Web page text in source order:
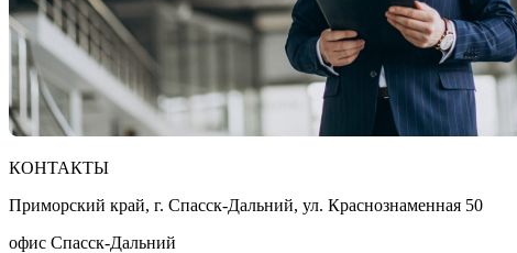
КОНТАКТЫ
Приморский край, г. Спасск-Дальний, ул. Краснознаменная 50
офис Спасск-Дальний